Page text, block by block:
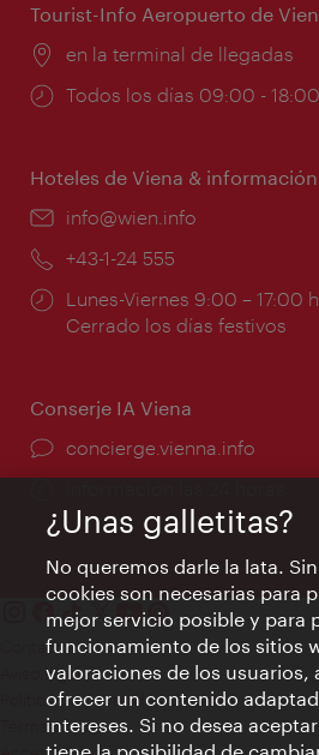
Tourist-Info Aeropuerto de
Lugar:
en la terminal de llegadas
Horarios
Todos los días 09:00 -
Hoteles de Viena & información
e-
info@wien.info
Teléfono:
+43-1-24 555
Horarios
de
Lunes-Viernes 9:00 – 17:00 h
Cerrado los días festivos
Conserje IA Viena
concierge.vienna.info
Contacto
Aviso legal
Política de privacidad de datos
Terms of Use
¿Unas galletitas?
No queremos darle la lata.
cookies son necesarias para
mejor servicio posible y para
funcionamiento de los sitios
valoraciones de los usuarios,
ofrecer un contenido
intereses. Si no desea